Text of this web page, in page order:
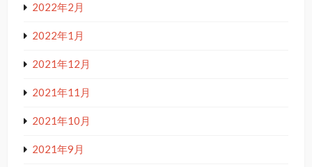
2022年2月
2022年1月
2021年12月
2021年11月
2021年10月
2021年9月